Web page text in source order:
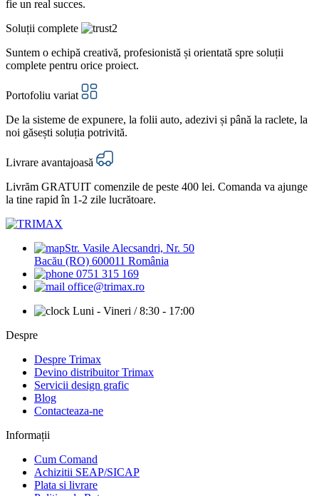
fie un real succes.
Soluții complete
Suntem o echipă creativă, profesionistă și orientată spre soluții
complete pentru orice proiect.
Portofoliu variat
De la sisteme de expunere, la folii auto, adezivi și până la raclete, la
noi găsești soluția potrivită.
Livrare avantajoasă
Livrăm GRATUIT comenzile de peste 400 lei. Comanda va ajunge
la tine rapid în 1-2 zile lucrătoare.
Str. Vasile Alecsandri, Nr. 50
Bacău (RO) 600011 România
0751 315 169
office@trimax.ro
Luni - Vineri / 8:30 - 17:00
Despre
Despre Trimax
Devino distribuitor Trimax
Servicii design grafic
Blog
Contacteaza-ne
Informații
Cum Comand
Achizitii SEAP/SICAP
Plata si livrare